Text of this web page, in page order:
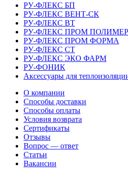
РУ-ФЛЕКС БП
РУ-ФЛЕКС ВЕНТ-СК
РУ-ФЛЕКС ВТ
РУ-ФЛЕКС ПРОМ ПОЛИМЕР
РУ-ФЛЕКС ПРОМ ФОРМА
РУ-ФЛЕКС СТ
РУ-ФЛЕКС ЭКО ФАРМ
РУ-ФОНИК
Аксессуары для
О компании
Способы доставки
Способы оплаты
Условия возврата
Сертификаты
Отзывы
Вопрос — ответ
Статьи
Вакансии